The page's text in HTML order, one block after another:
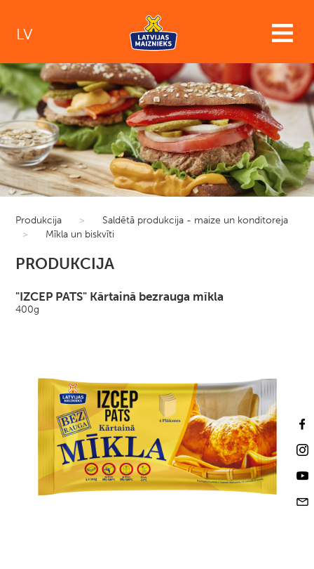
LV
Produkcija >
Saldētā produkcija - maize un konditoreja
>
Mīkla un biskvīti
PRODUKCIJA
"IZCEP PATS" Kārtainā bezrauga mīkla
400g